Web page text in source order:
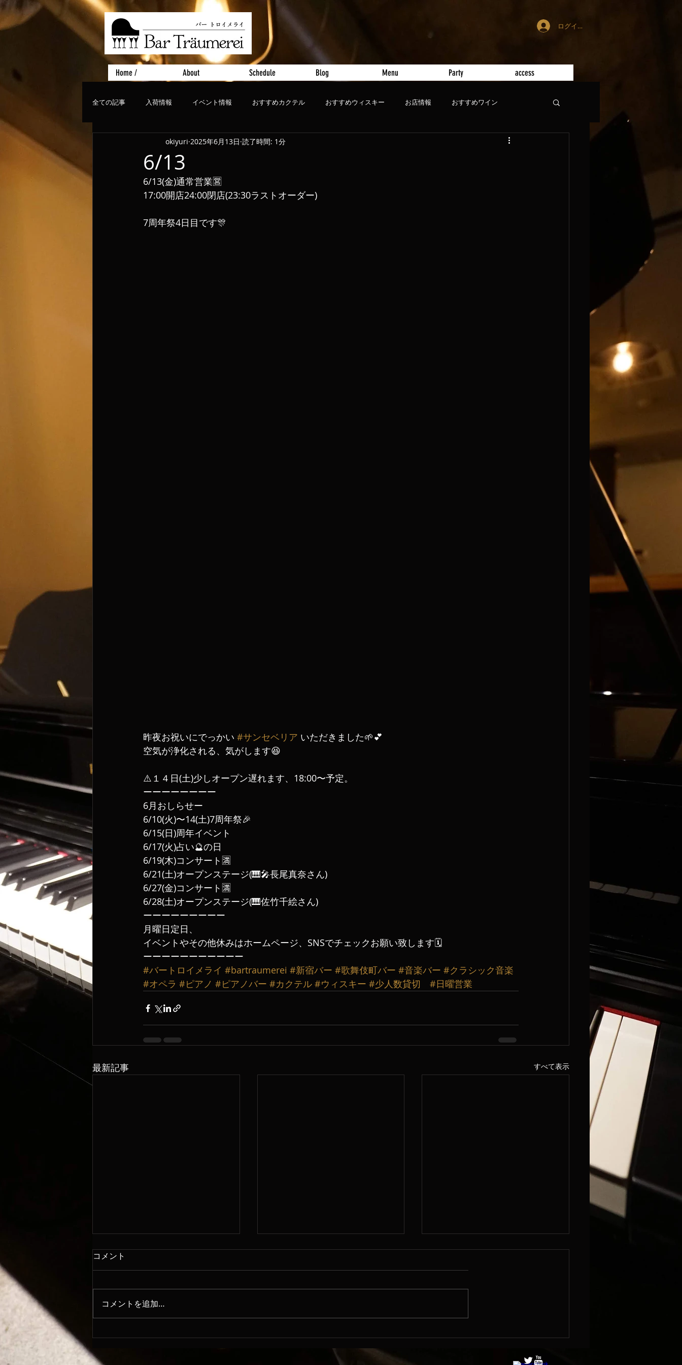
ログイン
Home / About Schedule Blog Menu Party access
全ての記事 入荷情報 イベント情報 おすすめカクテル おすすめウィスキー お店情報 おすすめワイン
ライブ、コンサート おすすめビール
6/13
okiyuri 2025年6月13日 読了時間: 1分
6/13(金)通常営業🈺
17:00開店24:00閉店(23:30ラストオーダー)
7周年祭4日目です🎊
昨夜お祝いにでっかい #サンセベリア いただきました🌱💕
空気が浄化される、気がします😆
⚠️１４日(土)少しオープン遅れます、18:00〜予定。
ーーーーーーーー
6月おしらせー
6/10(火)〜14(土)7周年祭🎉
6/15(日)周年イベント
6/17(火)占い🔮の日
6/19(木)コンサート🈵
6/21(土)オープンステージ(🎹🎤長尾真奈さん)
6/27(金)コンサート🈵
6/28(土)オープンステージ(🎹佐竹千絵さん)
ーーーーーーーーー
月曜日定日、
イベントやその他休みはホームページ、SNSでチェックお願い致します🗓️
ーーーーーーーーーーー
#バートロイメライ #bartraumerei #新宿バー #歌舞伎町バー #音楽バー #クラシック音楽
#オペラ #ピアノ #ピアノバー #カクテル #ウィスキー #少人数貸切 #日曜営業
最新記事 すべて表示
8/6 8/5 8/4
コメント
コメントを追加…